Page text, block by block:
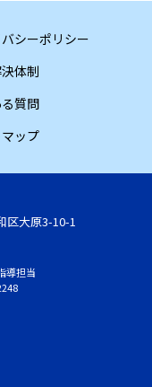
シーポリシー
体制
質問
ップ
区大原3-10-1
導担当